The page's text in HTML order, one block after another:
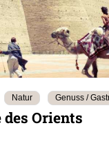
Natur Genuss /
Orients